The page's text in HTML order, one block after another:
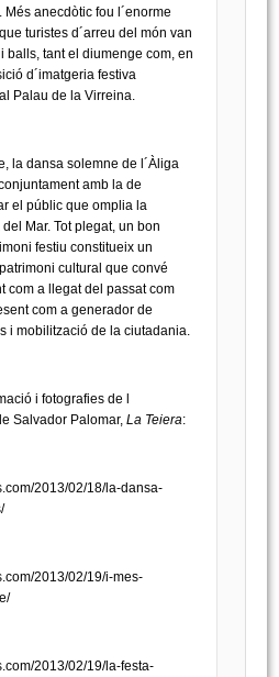
anecdòtic fou l´enorme
turistes d´arreu del món van
balls, tant el diumenge com, en
d´imatgeria festiva
Palau de la Virreina.
la dansa solemne de l´Àliga
amb la de
el públic que omplia la
Mar. Tot plegat, un bon
festiu constitueix un
cultural que convé
com a llegat del passat com
com a generador de
i mobilització de la ciutadania.
i fotografies de l
Salvador Palomar, La Teiera:
2013/02/18/la-dansa-
2013/02/19/i-mes-
2013/02/19/la-festa-